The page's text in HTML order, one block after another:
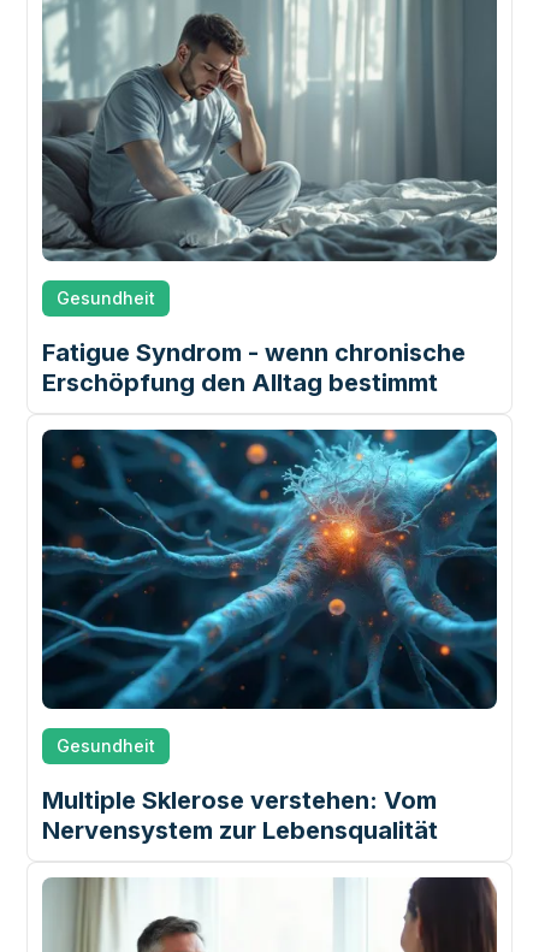
Gesundheit
Fatigue Syndrom - wenn chronische
Erschöpfung den Alltag bestimmt
Gesundheit
Multiple Sklerose verstehen: Vom
Nervensystem zur Lebensqualität